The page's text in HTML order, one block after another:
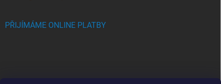
PŘIJÍMÁME ONLINE PLATBY